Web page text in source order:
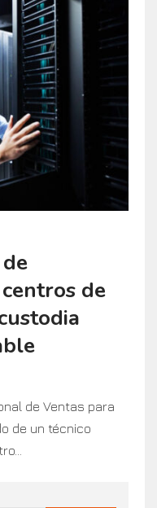
de
de Ventas para
de un técnico